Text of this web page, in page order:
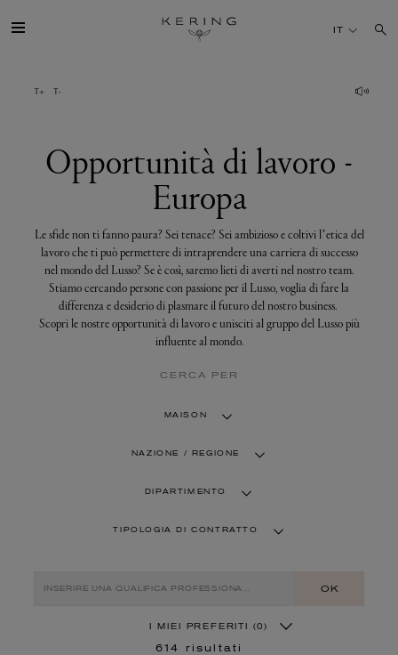
lavoro
SOSTENIBILITÀ
FINANCE
MEDIA
IT
Opportunità di lavoro -
Europa
Le sfide non ti fanno paura? Sei tenace? Sei ambizioso e coltivi l’etica del
lavoro che ti può permettere di intraprendere una carriera di successo
nel mondo del Lusso? Se è così, saremo lieti di averti nel nostro team.
Stiamo cercando persone con passione per il Lusso, voglia di fare la
differenza e desiderio di plasmare il futuro del nostro business.
Scopri le nostre opportunità di lavoro e unisciti al gruppo del Lusso più
influente al mondo.
CERCA PER
MAISON
NAZIONE / REGIONE
DIPARTIMENTO
TIPOLOGIA DI CONTRATTO
OK
I MIEI PREFERITI (0)
614 risultati